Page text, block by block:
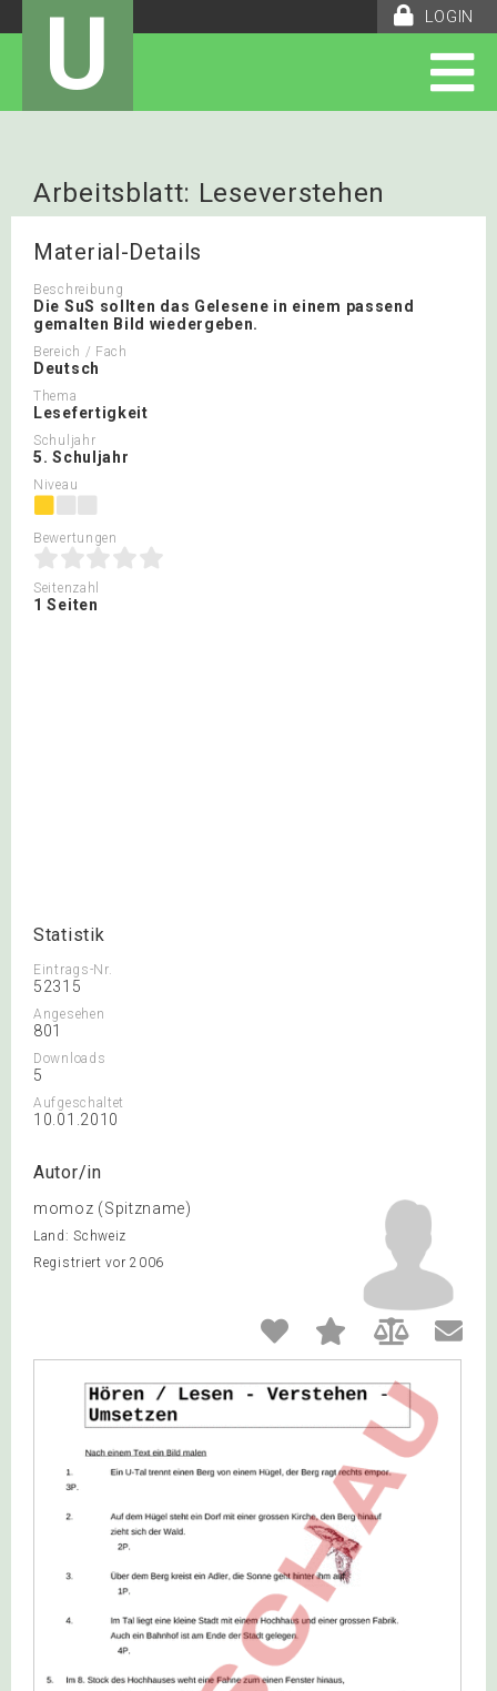
LOGIN
U
Arbeitsblatt: Leseverstehen
Material-Details
Beschreibung
Die SuS sollten das Gelesene in einem passend
gemalten Bild wiedergeben.
Bereich / Fach
Deutsch
Thema
Lesefertigkeit
Schuljahr
5. Schuljahr
Niveau
Bewertungen
Seitenzahl
1 Seiten
Statistik
Eintrags-Nr.
52315
Angesehen
801
Downloads
5
Aufgeschaltet
10.01.2010
Autor/in
momoz (Spitzname)
Land: Schweiz
Registriert vor 2006